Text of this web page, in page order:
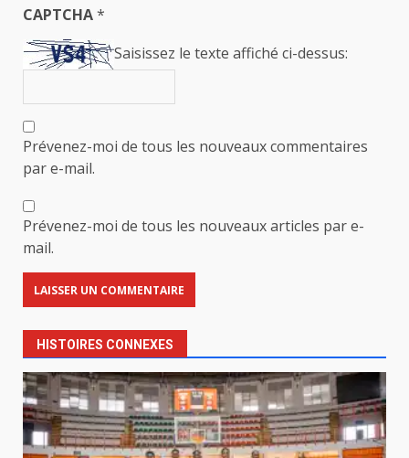
CAPTCHA*
Saisissez le texte affiché ci-dessus:
Prévenez-moi de tous les nouveaux commentaires
par e-mail.
Prévenez-moi de tous les nouveaux articles par e-
mail.
HISTOIRES CONNEXES